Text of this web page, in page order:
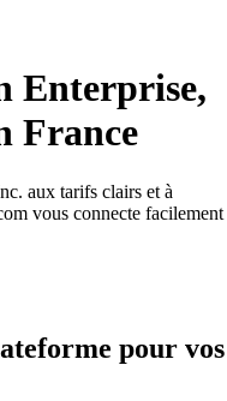
Enterprise,
France
aux tarifs clairs et à
vous connecte facilement
pour vos